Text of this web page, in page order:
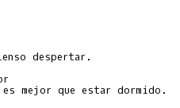
despertar.
mejor que estar dormido.